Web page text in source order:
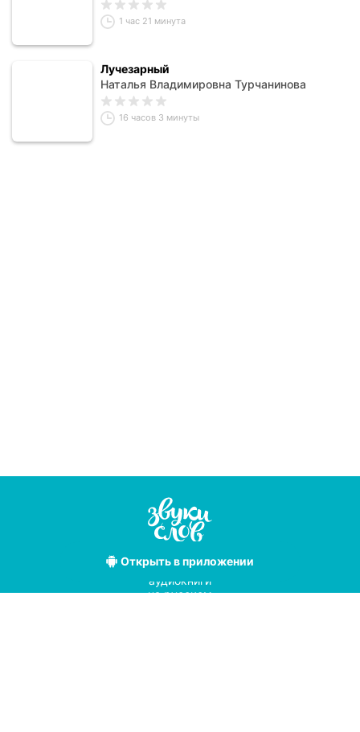
1 час 21 минута
Лучезарный
Наталья Владимировна Турчанинова
16 часов 3 минуты
Открытьв приложении
Лучшие
аудиокниги
на русском